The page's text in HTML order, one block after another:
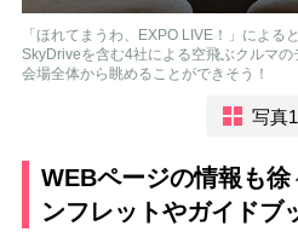
「ほれてまうわ、EXPO LIVE！」による
SkyDriveを含む4社による空飛ぶクルマ
会場全体から眺めることができそう！
写真
WEBページの情報も
ンフレットやガイドブ